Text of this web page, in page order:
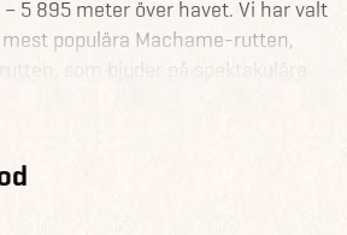
5 895 meter över havet. Vi har valt
populära Machame-rutten,
som bjuder på spektakulära
och goda chanser att nå
reseledare tillsammans med
av engelsktalande guider och